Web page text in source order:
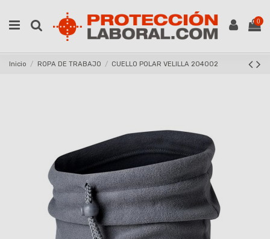
0
Inicio ROPA DE TRABAJO CUELLO POLAR VELILLA 204002